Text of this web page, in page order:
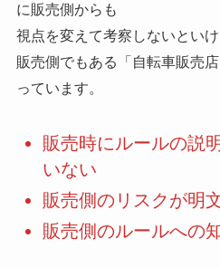
に販売側からも
視点を変えて考察しないといけ
販売側でもある「自転車販売
っています。
販売時にルールの説
いない
販売側のリスクが明
販売側のルールへの